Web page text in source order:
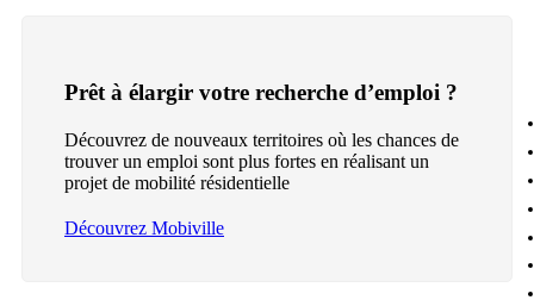
Prêt à élargir votre recherche d’emploi ?
Découvrez de nouveaux territoires où les chances de
trouver un emploi sont plus fortes en réalisant un
projet de mobilité résidentielle
Découvrez Mobiville